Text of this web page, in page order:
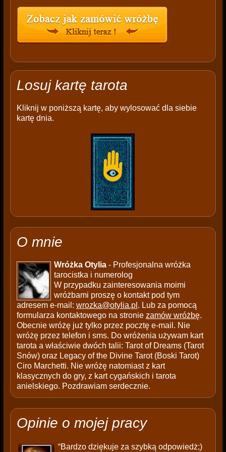
Losuj kartę tarota
Kliknij w poniższą kartę, aby wylosować dla siebie
kartę dnia.
O mnie
Wróżka Otylia- Profesjonalna wróżka
tarocistka i numerolog
W przypadku zainteresowania moimi
wróżbami proszę o kontakt pod tym
adresem e-mail: wrozka@otylia.pl . Lub za pomocą
formularza kontaktowego na stronie zamów wróżbę.
Obecnie wróżę już tylko przez pocztę e-mail. Nie
wróżę przez telefon i sms. Do wróżenia używam kart
tarota a właściwie dwóch talii: Tarot of Dreams (Tarot
Snów) oraz Legacy of the Divine Tarot (Boski Tarot)
Ciro Marchetti. Nie wróżę natomiast z kart
klasycznych do gry, z kart cygańskich i tarota
anielskiego. Pozdrawiam serdecznie.
Opinie o mojej pracy
“Bardzo dziękuje za szybką odpowiedż;)